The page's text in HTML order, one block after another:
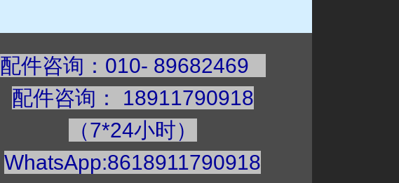
配件咨询：010- 89682469
配件咨询 ： 18911790918
（7*24小时）
WhatsApp:8618911790918